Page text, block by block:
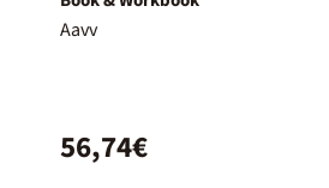
Aavv
56,74€